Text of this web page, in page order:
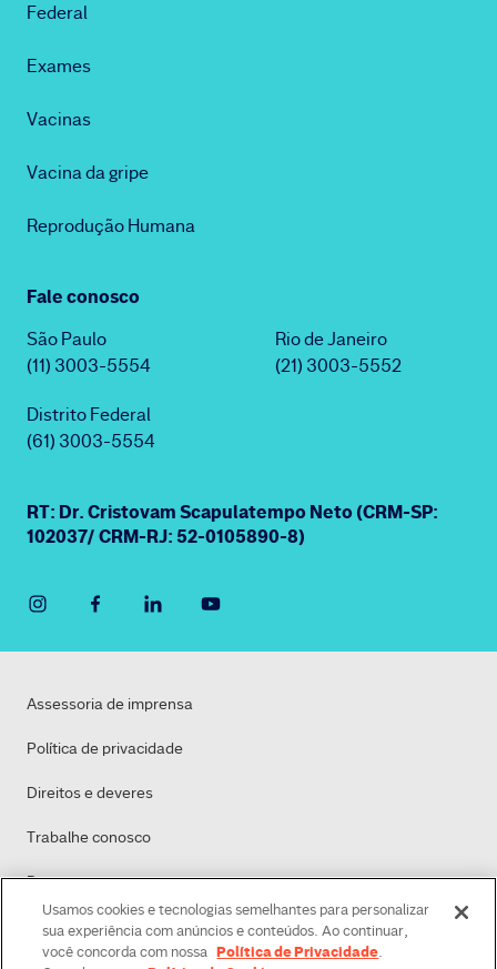
Federal
Exames
Vacinas
Vacina da gripe
Reprodução Humana
Fale conosco
São Paulo
(11) 3003-5554
Rio de Janeiro
(21) 3003-5552
Distrito Federal
(61) 3003-5554
RT: Dr. Cristovam Scapulatempo Neto (CRM-SP:
102037/ CRM-RJ: 52-0105890-8)
Assessoria de imprensa
Política de privacidade
Direitos e deveres
Trabalhe conosco
Dasa
Política de Cookies
Usamos cookies e tecnologias semelhantes para personalizar
sua experiência com anúncios e conteúdos. Ao continuar,
você concorda com nossa Política de Privacidade.